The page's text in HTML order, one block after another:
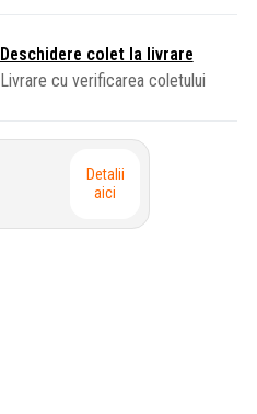
Deschidere colet la livrare
Livrare cu verificarea coletului
Detalii
aici